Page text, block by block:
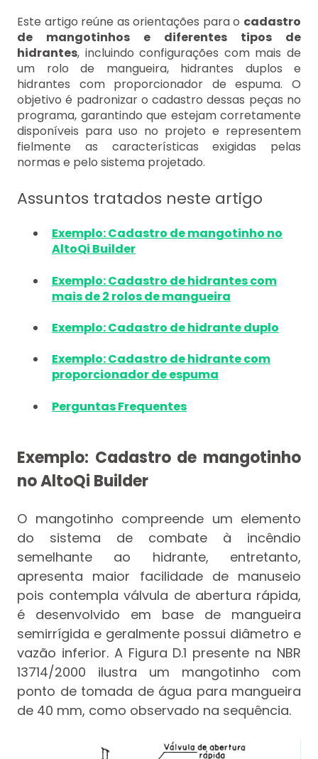
Este artigo reúne as orientações para o cadastro
de mangotinhos e diferentes tipos de
hidrantes, incluindo configurações com mais de
um rolo de mangueira, hidrantes duplos e
hidrantes com proporcionador de espuma. O
objetivo é padronizar o cadastro dessas peças no
programa, garantindo que estejam corretamente
disponíveis para uso no projeto e representem
fielmente as características exigidas pelas
normas e pelo sistema projetado.
Assuntos tratados neste artigo
Exemplo: Cadastro de mangotinho no
AltoQi Builder
Exemplo: Cadastro de hidrantes com
mais de 2 rolos de mangueira
Exemplo: Cadastro de hidrante duplo
Exemplo: Cadastro de hidrante com
proporcionador de espuma
Perguntas Frequentes
Exemplo: Cadastro de mangotinho
no AltoQi Builder
O mangotinho compreende um elemento
do sistema de combate à incêndio
semelhante ao hidrante, entretanto,
apresenta maior facilidade de manuseio
pois contempla válvula de abertura rápida,
é desenvolvido em base de mangueira
semirrígida e geralmente possui diâmetro e
vazão inferior. A Figura D.1 presente na NBR
13714/2000 ilustra um mangotinho com
ponto de tomada de água para mangueira
de 40 mm, como observado na sequência.